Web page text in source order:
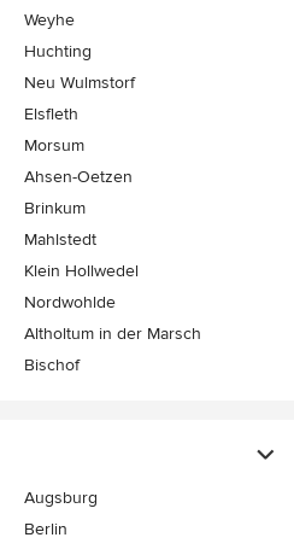
Weyhe
Huchting
Neu Wulmstorf
Elsfleth
Morsum
Ahsen-Oetzen
Brinkum
Mahlstedt
Klein Hollwedel
Nordwohlde
Altholtum in der Marsch
Bischof
Augsburg
Berlin